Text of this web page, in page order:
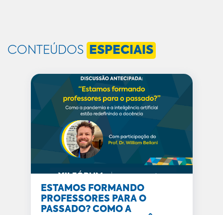
CONTEÚDOS ESPECIAIS
ESTAMOS FORMANDO
PROFESSORES PARA O
PASSADO? COMO A